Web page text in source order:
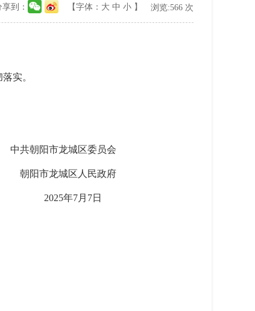
【字体： 大 中 小 】 浏览:566 次
享到：
实。
中共朝阳市龙城区委员会
朝阳市龙城区人民政府
2025年7月7日